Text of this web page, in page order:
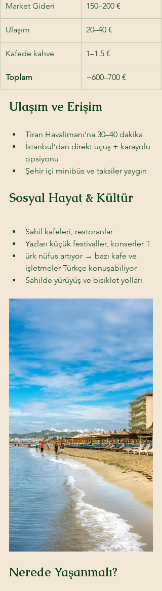
Market Gideri 150–200 €
Ulaşım 20–40 €
Kafede kahve 1–1.5 €
Toplam ~600–700 €
Ulaşım ve Erişim
Tiran Havalimanı’na 30–40 dakika
İstanbul’dan direkt uçuş + karayolu
opsiyonu
Şehir içi minibüs ve taksiler yaygın
Sosyal Hayat & Kültür
Sahil kafeleri, restoranlar
Yazları küçük festivaller, konserler T
ürk nüfus artıyor → bazı kafe ve
işletmeler Türkçe konuşabiliyor
Sahilde yürüyüş ve bisiklet yolları
Nerede Yaşanmalı?